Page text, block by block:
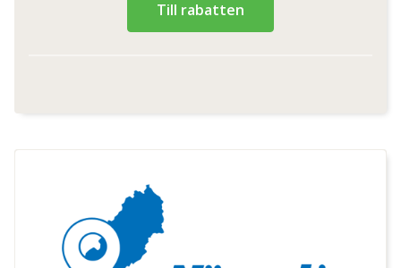
Till rabatten